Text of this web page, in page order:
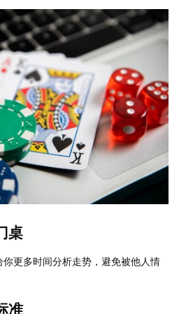
桌
更多时间分析走势，避免被他人情
准